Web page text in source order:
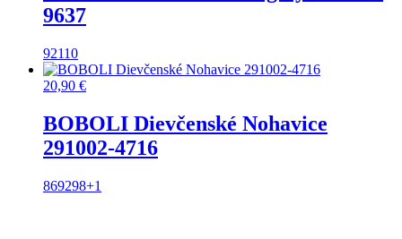
9637
92110
20,90 €
BOBOLI Dievčenské Nohavice
291002-4716
869298+1